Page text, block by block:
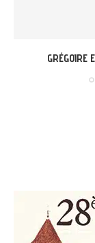
GRÉGOIRE